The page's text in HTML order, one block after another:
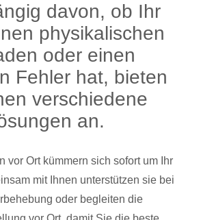
davon, ob Ihr
physikalischen
oder einen
Fehler hat, bieten
verschiedene
an.
vor Ort kümmern sich sofort um Ihr
mit Ihnen unterstützen sie bei
oder begleiten die